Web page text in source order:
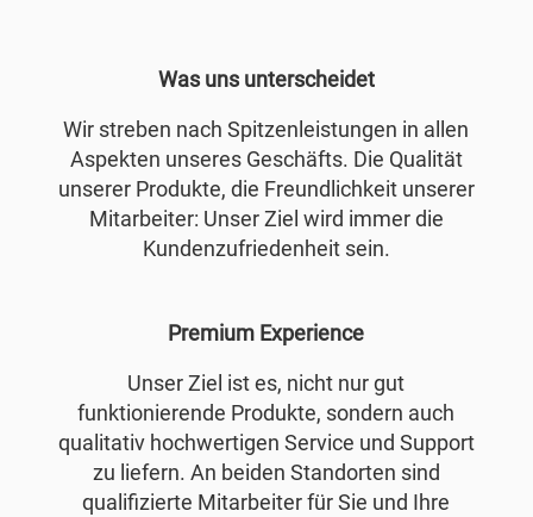
Was uns unterscheidet
Wir streben nach Spitzenleistungen in allen
Aspekten unseres Geschäfts. Die Qualität
unserer Produkte, die Freundlichkeit unserer
Mitarbeiter: Unser Ziel wird immer die
Kundenzufriedenheit sein.
Premium Experience
Unser Ziel ist es, nicht nur gut
funktionierende Produkte, sondern auch
qualitativ hochwertigen Service und Support
zu liefern. An beiden Standorten sind
qualifizierte Mitarbeiter für Sie und Ihre